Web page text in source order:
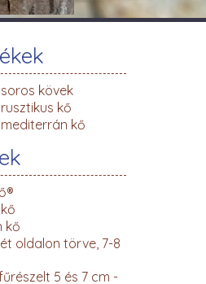
kövek
kő
kő
kő
oldalon törve, 7-8
5 és 7 cm -